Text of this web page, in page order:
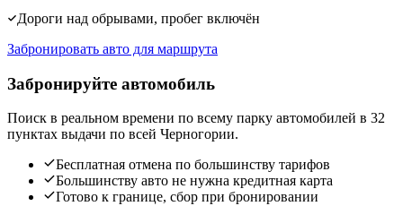
Дороги над обрывами, пробег включён
Забронировать авто для маршрута
Забронируйте автомобиль
Поиск в реальном времени по всему парку автомобилей в 32
пунктах выдачи по всей Черногории.
Бесплатная отмена по большинству тарифов
Большинству авто не нужна кредитная карта
Готово к границе, сбор при бронировании